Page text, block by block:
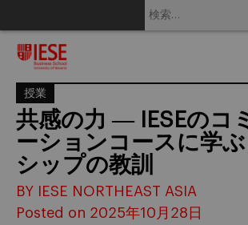
授業
共感の力 ― IESEのコ
ーションコースに学
シップの教訓
BY IESE NORTHEAST ASIA
Posted on 2025年10月28日